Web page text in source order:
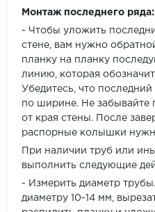
Монтаж последнего ряда:
- Чтобы уложить
стене, вам нужно
планку на планку
линию, которая
Убедитесь, что
по ширине. Не забывайте
от края стены. После
распорные колышки
При наличии труб или
выполнить следующие
- Измерить диаметр
диаметру 10-14 мм,